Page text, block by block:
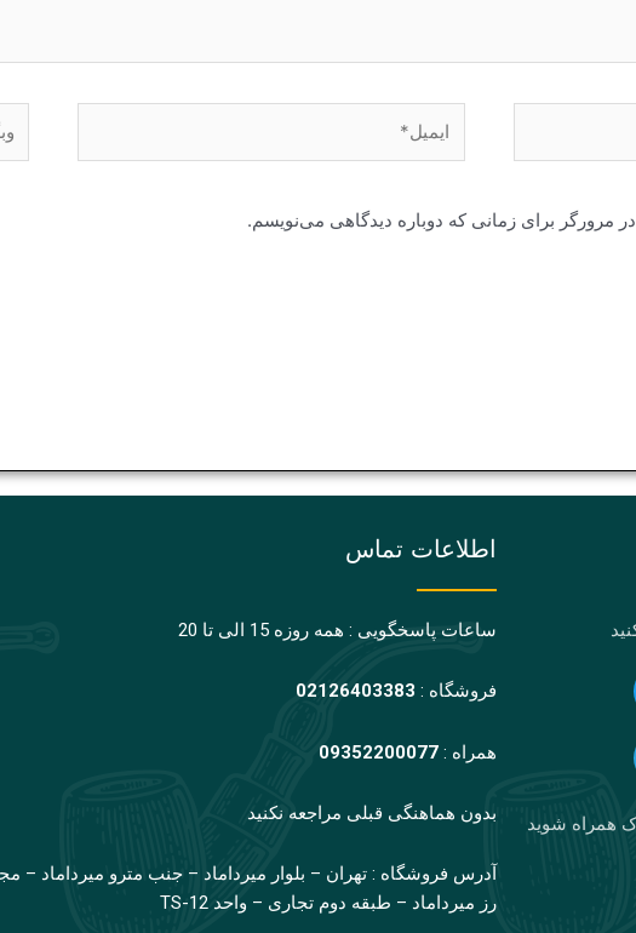
مرورگر برای زمانی که دوباره دیدگاهی می‌نویسم.
همراه شوید
اطلاعات تماس
ساعات پاسخگویی : همه روزه 15 الی تا 20
فروشگاه : 02126403383
همراه :09352200077
بدون هماهنگی قبلی مراجعه نکنید
آدرس فروشگاه : تهران – بلوار میرداماد – جنب مترو میرداماد –
رز میرداماد – طبقه دوم تجاری – واحد TS-12